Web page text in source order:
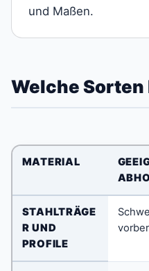
und Maßen.
Welche Sorten
MATERIAL
STAHLTRÄGE
R UND
PROFILE